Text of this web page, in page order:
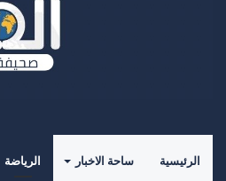
الرئيسية ساحة الاخبار الرياضة